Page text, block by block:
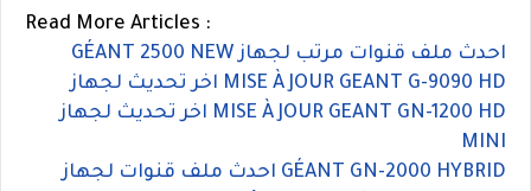
Read More Articles :
احدث ملف قنوات مرتب لجهاز GÉANT 2500 NEW
اخر تحديث لجهاز MISE À JOUR GEANT G-9090 HD
اخر تحديث لجهاز MISE À JOUR GEANT GN-1200 HD
MINI
احدث ملف قنوات لجهاز GÉANT GN-2000 HYBRID